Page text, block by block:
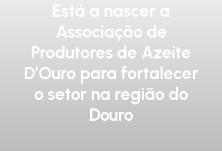
Está a nascer a
Associação de
Produtores de Azeite
D’Ouro para fortalecer
o setor na região do
Douro